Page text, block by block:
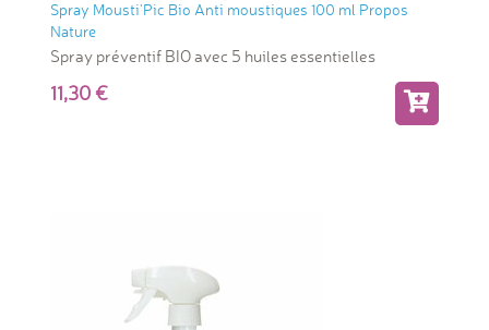
Spray Mousti'Pic Bio Anti moustiques 100 ml Propos
Nature
Spray préventif BIO avec 5 huiles essentielles
11,30